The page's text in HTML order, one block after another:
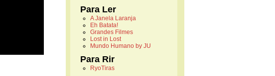
Para Ler
A Janela Laranja
Eh Batata!
Grandes Filmes
Lost in Lost
Mundo Humano by JU
Para Rir
RyoTiras